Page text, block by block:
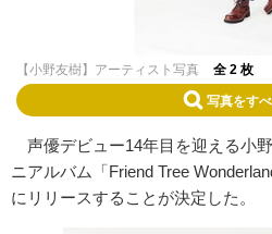
【小野友樹】アーティスト写真 全 2 枚
写真をす
声優デビュー14年目を迎える小
ニアルバム「Friend Tree
にリリースすることが決定した。